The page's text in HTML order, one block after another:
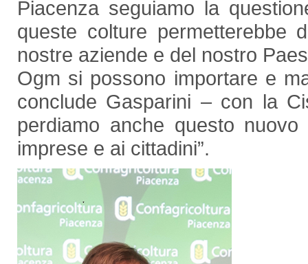
Piacenza seguiamo la
queste colture permetterebbe
nostre aziende e del nostro
Ogm si possono importare e
conclude Gasparini – con la
perdiamo anche questo
imprese e ai cittadini”.